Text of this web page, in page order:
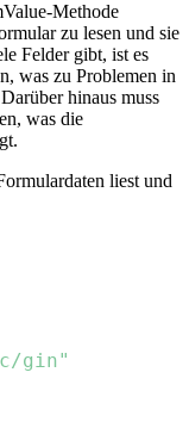
Methode
zu lesen und sie
Felder gibt, ist es
was zu Problemen in
hinaus muss
was die
liest und
gin"